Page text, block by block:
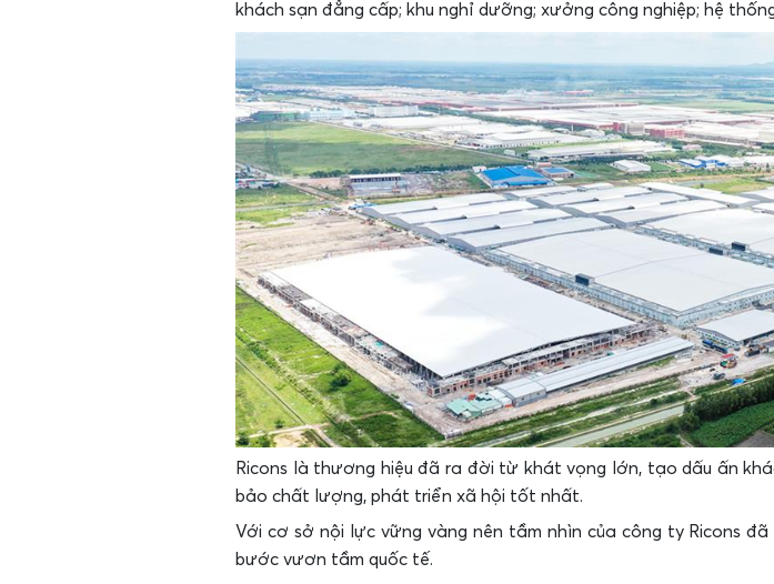
khách sạn đẳng cấp; khu nghỉ dưỡng; xưởng công nghiệp; hệ
Ricons là thương hiệu đã ra đời từ khát vọng lớn, tạo dấu ấn
bảo chất lượng, phát triển xã hội tốt nhất.
Với cơ sở nội lực vững vàng nên tầm nhìn của công ty Ricons
bước vươn tầm quốc tế.